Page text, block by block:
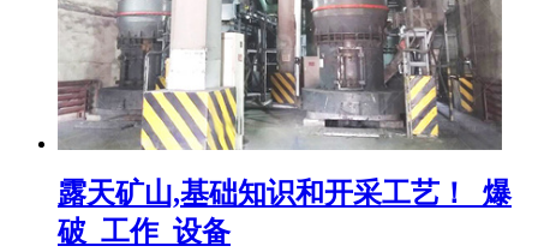
露天矿山,基础知识和开采工艺！_爆
破_工作_设备